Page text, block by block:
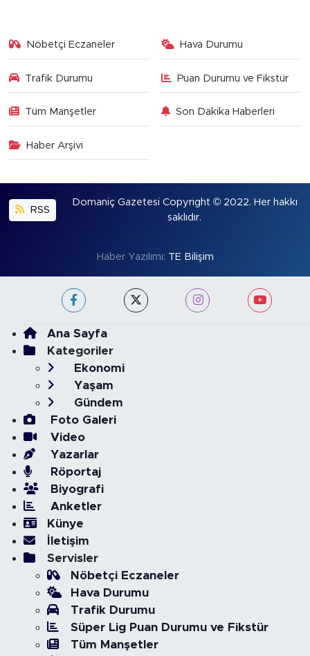
Nöbetçi Eczaneler Hava Durumu
Trafik Durumu Puan Durumu ve Fikstür
Tüm Manşetler Son Dakika Haberleri
Haber Arşivi
RSS
Domaniç Gazetesi Copyright © 2022. Her hakkı
saklıdır.
Haber Yazılımı: TE Bilişim
Ana Sayfa
Kategoriler
Ekonomi
Yaşam
Gündem
Foto Galeri
Video
Yazarlar
Röportaj
Biyografi
Anketler
Künye
İletişim
Servisler
Nöbetçi Eczaneler
Hava Durumu
Trafik Durumu
Süper Lig Puan Durumu ve Fikstür
Tüm Manşetler